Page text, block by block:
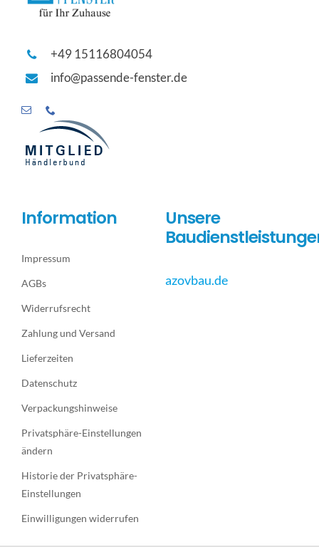
+49 15116804054
info@passende-fenster.de
Information
Impressum
AGBs
Widerrufsrecht
Zahlung und Versand
Lieferzeiten
Datenschutz
Verpackungshinweise
Privatsphäre-Einstellungen
ändern
Historie der Privatsphäre-
Einstellungen
Einwilligungen widerrufen
Unsere
azovbau.de